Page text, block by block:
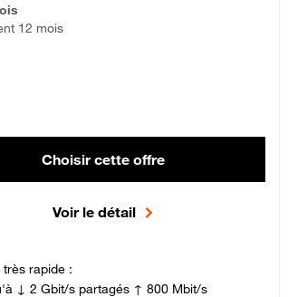
12 mois
Choisir cette offre
Voir le détail
très rapide :
↓ 2 Gbit/s partagés ↑ 800 Mbit/s